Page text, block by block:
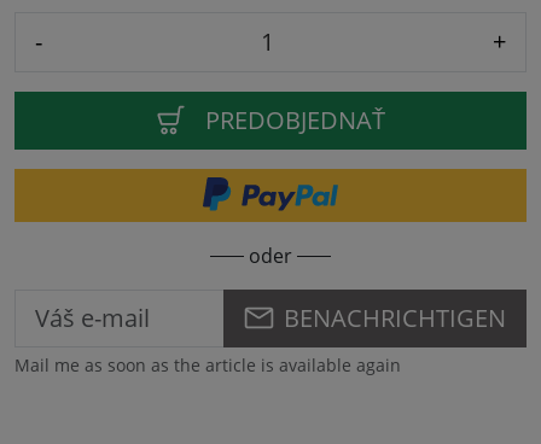
- +
PREDOBJEDNAŤ
oder
BENACHRICHTIGEN
Mail me as soon as the article is available again